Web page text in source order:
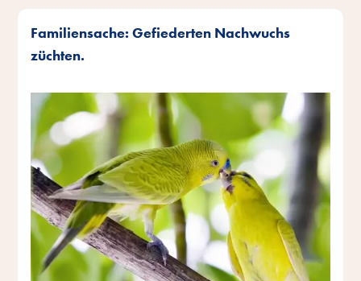
Familiensache: Gefiederten Nachwuchs
züchten.